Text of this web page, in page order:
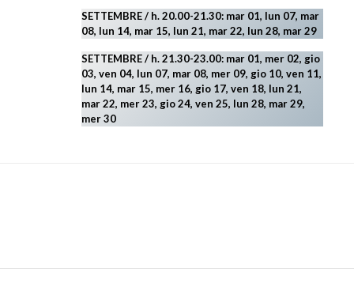
SETTEMBRE / h. 20.00-21.30: mar 01, lun 07, mar
08, lun 14, mar 15, lun 21, mar 22, lun 28, mar 29
SETTEMBRE / h. 21.30-23.00: mar 01, mer 02, gio
03, ven 04, lun 07, mar 08, mer 09, gio 10, ven 11,
lun 14, mar 15, mer 16, gio 17, ven 18, lun 21,
mar 22, mer 23, gio 24, ven 25, lun 28, mar 29,
mer 30